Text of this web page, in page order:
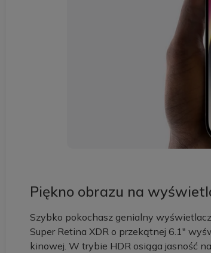
Piękno obrazu na
Szybko pokochasz genialny
Super Retina XDR o przekątnej 6.1"
kinowej. W trybie HDR osiąga jasność